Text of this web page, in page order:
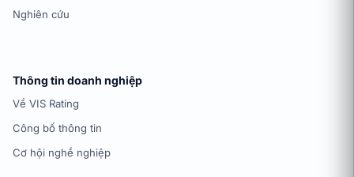
Nghiên cứu
Thông tin doanh nghiệp
Về VIS Rating
Công bố thông tin
Cơ hội nghề nghiệp